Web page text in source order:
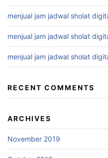
menjual jam jadwal sholat
menjual jam jadwal sholat
menjual jam jadwal sholat
RECENT COMMENTS
ARCHIVES
November 2019